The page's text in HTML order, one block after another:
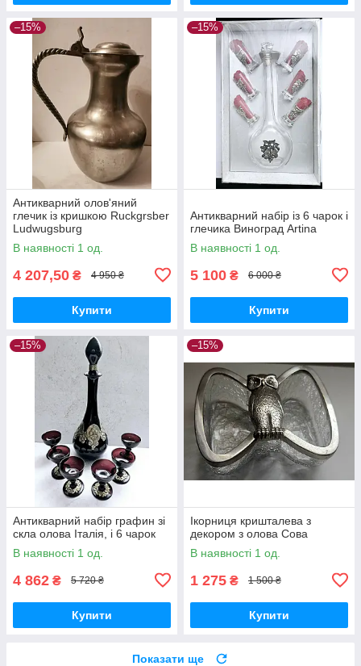
–15%
Антикварний олов'яний
глечик із кришкою Ruckgrsber
Ludwugsburg
В наявності 1 од.
4 207,50 ₴ 4 950 ₴
Купити
–15%
Антикварний набір із 6 чарок і
глечика Виноград Artina
В наявності 1 од.
5 100 ₴ 6 000 ₴
Купити
–15%
Антикварний набір графин зі
скла олова Італія, і 6 чарок
В наявності 1 од.
4 862 ₴ 5 720 ₴
Купити
–15%
Ікорниця кришталева з
декором з олова Сова
В наявності 1 од.
1 275 ₴ 1 500 ₴
Купити
Показати ще